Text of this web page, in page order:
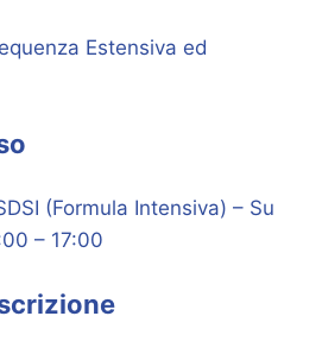
Estensiva ed
(Formula Intensiva) – Su
– 17:00